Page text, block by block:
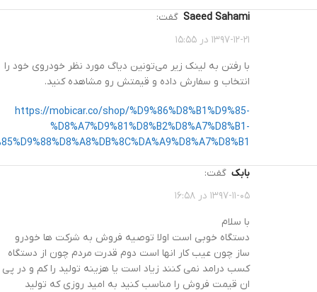
Saeed Sahami
گفت:
۱۳۹۷-۱۲-۲۱ در ۱۵:۵۵
با رفتن به لینک زیر می‌تونین دیاگ مورد نظر خودروی خود را
انتخاب و سفارش داده و قیمتش رو مشاهده کنید.
https://mobicar.co/shop/%D9%86%D8%B1%D9%85-
%D8%A7%D9%81%D8%B2%D8%A7%D8%B1-
بابک گفت:
۱۳۹۷-۱۱-۰۵ در ۱۶:۵۸
با سلام
دستگاه خوبی است اولا توصیه فروش به شرکت ها خودرو
ساز چون عیب کار انها است دوم قدرت مردم چون از دستگاه
کسب درامد نمی کنند زیاد است یا هزینه تولید را کم و در پی
ان قیمت فروش را مناسب کنید به امید روزی که تولید